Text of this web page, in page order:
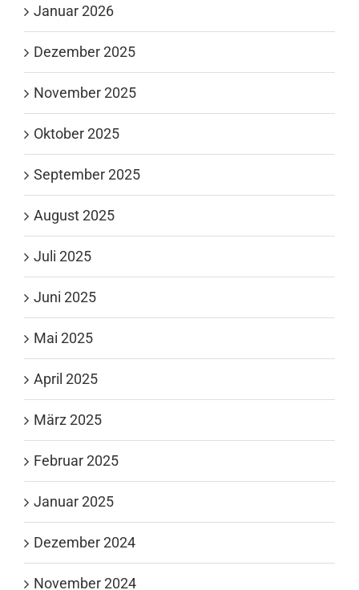
Januar 2026
Dezember 2025
November 2025
Oktober 2025
September 2025
August 2025
Juli 2025
Juni 2025
Mai 2025
April 2025
März 2025
Februar 2025
Januar 2025
Dezember 2024
November 2024